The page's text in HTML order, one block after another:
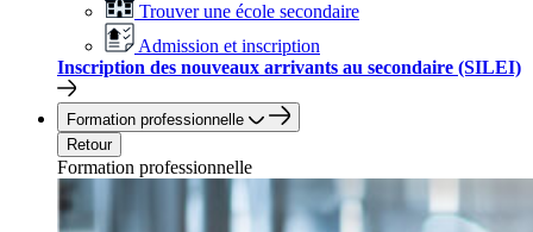
Trouver une école secondaire
Admission et inscription
Inscription des nouveaux arrivants au secondaire (SILEI)
Formation professionnelle
Retour
Formation professionnelle